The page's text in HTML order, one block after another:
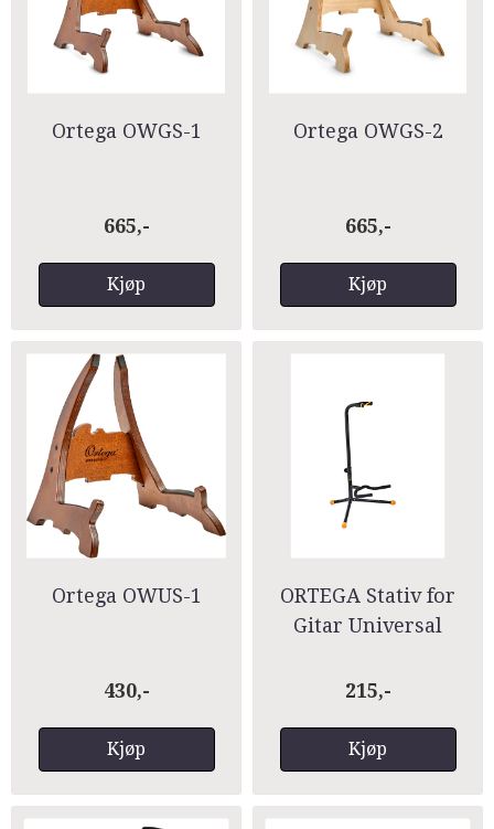
Ortega OWGS-1
665,-
Kjøp
Ortega OWGS-2
665,-
Kjøp
Ortega OWUS-1
430,-
Kjøp
ORTEGA Stativ for
Gitar Universal
215,-
Kjøp